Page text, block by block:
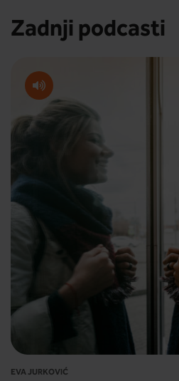
Zadnji podcasti
EVA JURKOVIĆ